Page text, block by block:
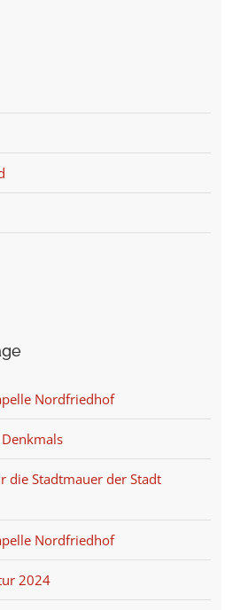
Nordfriedhof
die Stadtmauer der Stadt
Nordfriedhof
2024